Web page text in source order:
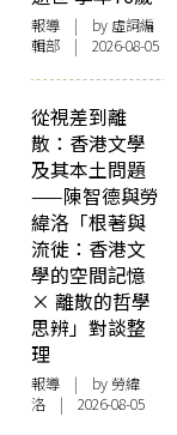
報導 | by 虛詞編
輯部 | 2026-08-05
從視差到離
散：香港文學
及其本土問題
——陳智德與勞
緯洛「根著與
流徙：香港文
學的空間記憶
× 離散的哲學
思辨」對談整
理
報導 | by 勞緯
洛 | 2026-08-05